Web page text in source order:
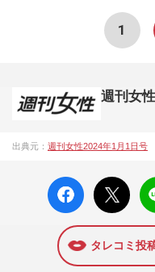
1
週刊女
シップや事件、皇室の話
12日号で「眞子さま嫁ぎ
トラブル”」報道をスク
は結婚延期を発表。同記
ャーナリズム賞」大賞を
出典元： 週刊女性2024年1月1日号
facebo
ok い
X ポス
ト
タレコミ投